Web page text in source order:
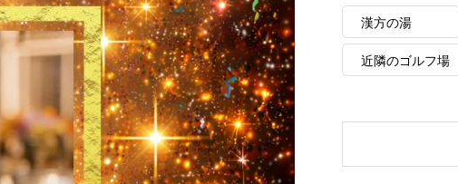
漢方の湯
近隣のゴルフ場